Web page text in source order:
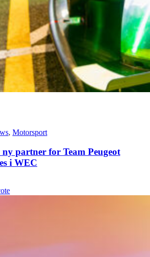
, Motorsport
ny partner for Team Peugeot
i WEC